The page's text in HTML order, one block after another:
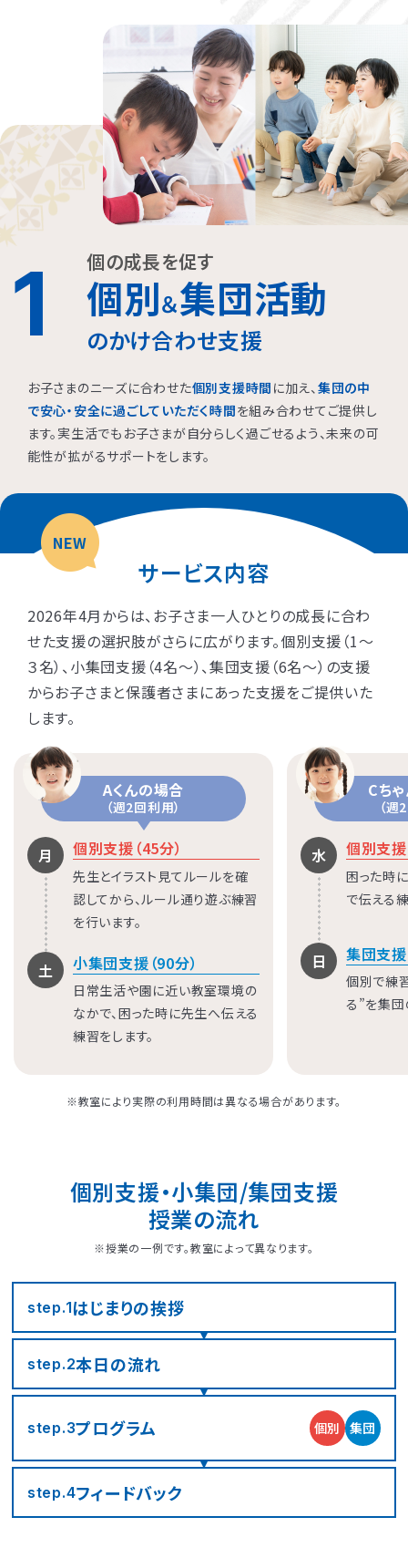
1 個の成長を促す
個別＆集団活動
のかけ合わせ支援
お子さまのニーズに合わせた個別支援時間 に加え、 集団の中
で安心・安全に過ごしていただく時間を組み合わせてご提供し
ます。実生活でもお子さまが自分らしく過ごせるよう、未来の可
能性が拡がるサポートをします。
NEW
サービス内容
2026年4月からは、お子さま一人ひとりの成長に合わ
せた支援の選択肢がさらに広がります。個別支援（1〜
３名）、小集団支援（4名〜）、集団支援（6名〜）の支援
からお子さまと保護者さまにあった支援をご提供いた
します。
Aくんの場合
（週2回利用）
月 個別支援（45分）
先生とイラスト見てルールを確
認してから、ルール通り遊ぶ練習
を行います。
土 小集団支援（90分）
日常生活や園に近い教室環境の
なかで、困った時に先生へ伝える
練習をします。
Cち
（週
水 個別支援
困った時
で伝える
日 集団支援
個別で練
る”を集団
※教室により実際の利用時間は異なる場合があります。
個別支援・小集団/集団支援
授業の流れ
※授業の一例です。教室によって異なります。
step.1はじまりの挨拶
step.2本日の流れ
step.3プログラム 個別 集団
step.4フィードバック
LITALICOジュニア
茨城エリアの教室一覧
つくば市
児童発達支援
LITALICOジュニア
埼玉エリアの教室一覧
さいたま市浦和区
朝霞市
LITALICOジュニア
千葉エリアの教室一覧
船橋市
浦安市
LITALICOジュニア
東京エリアの教室一覧
武蔵野市
豊島区
LITALICOジュニア
神奈川エリアの教室一覧
川崎市川崎区
横浜市港北区
LITALICOジュニア
愛知エリアの教室一覧
名古屋市名東区
名古屋市北区
LITALICOジュニア
静岡エリアの教室一覧
静岡市駿河区
児童発達支援
LITALICOジュニア
三重エリアの教室一覧
四日市市
放課後等デイサービス
LITALICOジュニア
大阪エリアの教室一覧
寝屋川市
大阪市住之江区
LITALICOジュニア
兵庫エリアの教室一覧
神戸市東灘区
神戸市垂水区
LITALICOジュニア
京都エリアの教室一覧
京都市下京区
京都市東山区
LITALICOジュニア
奈良エリアの教室一覧
奈良市
北葛城郡王寺町
LITALICOジュニア
宮城エリアの教室一覧
仙台市太白区
児童発達支援
LITALICOジュニア
広島エリアの教室一覧
広島市中区
児童発達支援
LITALICOジュニア
福岡エリアの教室一覧
北九州市
福岡市城南区